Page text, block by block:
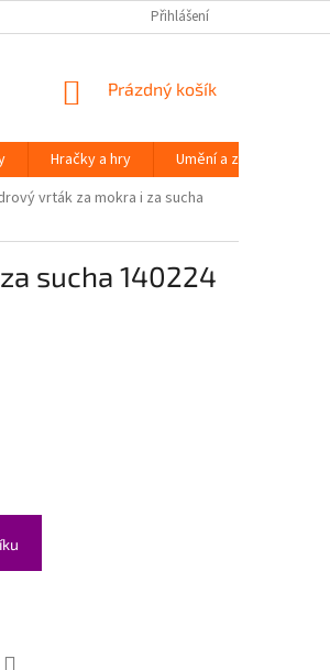
Přihlášení
NÁKUPNÍ
Prázdný košík
Hračky a hry Umění a zábava
vrták za mokra i za sucha
sucha 140224